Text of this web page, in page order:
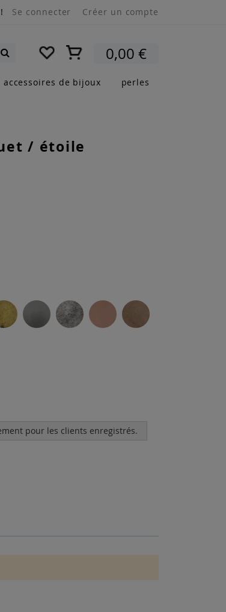
Se connecter Créer un compte
Mon panier0,00 €
accessoires de bijoux perles
/ étoile
pour les clients enregistrés.